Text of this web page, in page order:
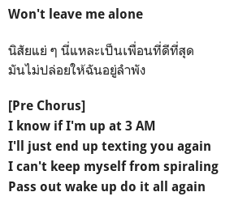
Won't leave me alone
นิสัยแย่ ๆ นี่แหละเป็นเพื่อนที่ดีที่สุด
มันไม่ปล่อยให้ฉันอยู่ลำพัง
[Pre Chorus]
I know if I'm up at 3 AM
I'll just end up texting you again
I can't keep myself from spiraling
Pass out wake up do it all again